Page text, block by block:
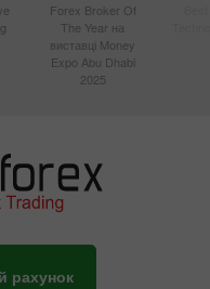
Forex Broker Of
The Year на
виставці Money
Expo Abu Dhabi
2025
рахунок